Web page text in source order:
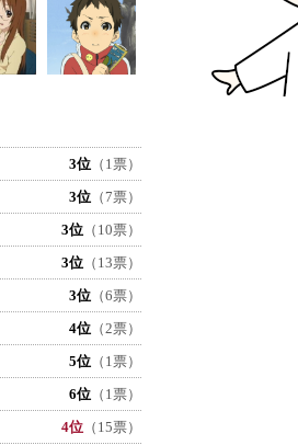
3位 （1票）
3位 （7票）
3位 （10票）
3位 （13票）
3位 （6票）
4位 （2票）
5位 （1票）
6位 （1票）
4位 （15票）